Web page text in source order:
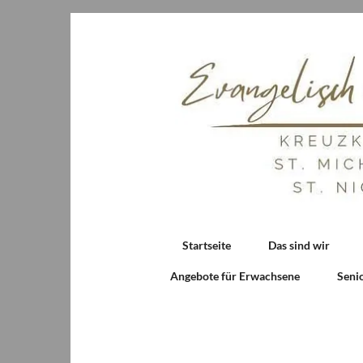
Startseite Das sind wir
Angebote für Erwachsene